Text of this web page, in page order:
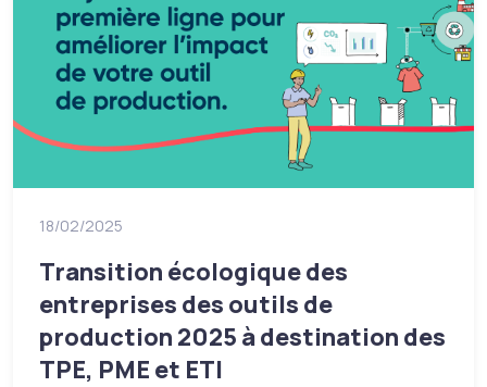
18/02/2025
Transition écologique des
entreprises des outils de
production 2025 à destination des
TPE, PME et ETI